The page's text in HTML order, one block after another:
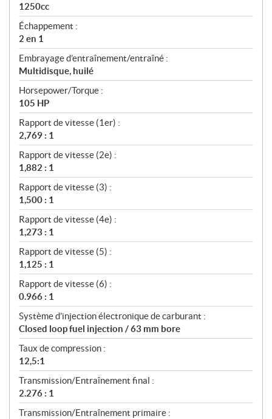
1250cc
Échappement :
2 en 1
Embrayage d’entraînement/entraîné :
Multidisque, huilé
Horsepower/Torque :
105 HP
Rapport de vitesse (1er) :
2,769 : 1
Rapport de vitesse (2e) :
1,882 : 1
Rapport de vitesse (3) :
1,500 : 1
Rapport de vitesse (4e) :
1,273 : 1
Rapport de vitesse (5) :
1,125 : 1
Rapport de vitesse (6) :
0.966 : 1
Système d’injection électronique de carburant :
Closed loop fuel injection / 63 mm bore
Taux de compression :
12,5:1
Transmission/Entraînement final :
2.276 : 1
Transmission/Entraînement primaire :